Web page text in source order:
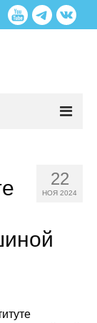
22
НОЯ 2024